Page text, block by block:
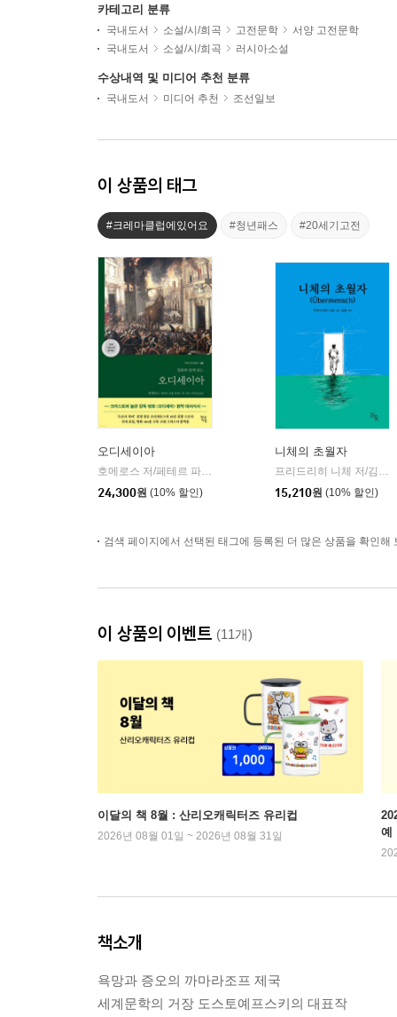
카테고리 분류
국내도서 소설/시/희곡 고전문학
서양 고전문학
국내도서
소설/시/희곡 러시아소설
수상내역 및 미디어 추천 분류
국내도서 미디어 추천 조선일보
이 상품의 태그
#크레마클럽에있어요 #청년패스 #20세기고전
오디세이아
호메로스 저/페테르 파울 루벤스 그림/박문재 역 |
현대지성
24,300원 (10% 할인)
니체의 초월자
프리드리히 니체 저/김철 편역
15,210원 (10% 할인)
검색 페이지에서 선택된 태그에 등록된 더 많은 상품을 확인해
이 상품의 이벤트 (11개)
이달의 책 8월 : 산리오캐릭터즈 유리컵
2026년 08월 01일 ~ 2026년 08월 31일
예
책소개
욕망과 증오의 까마라조프 제국
세계문학의 거장 도스토예프스키의 대표작